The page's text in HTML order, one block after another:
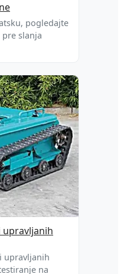
pogledajte
slanja
upravljanih
upravljanih
na